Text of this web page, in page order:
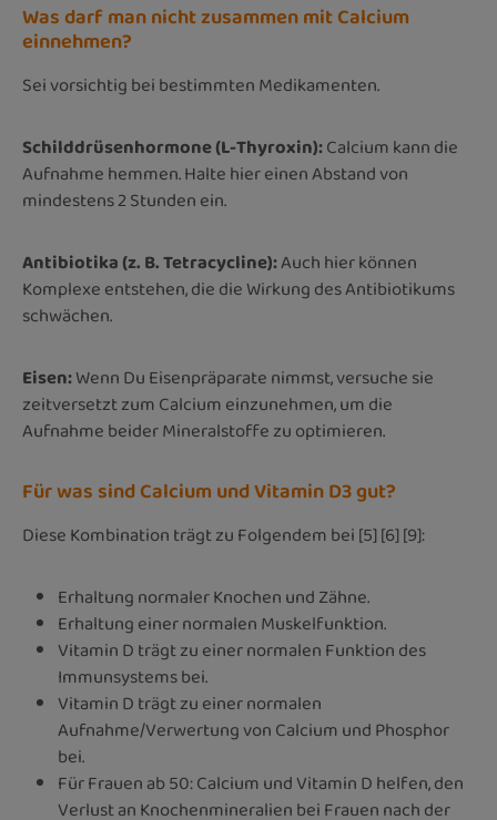
Was darf man nicht zusammen mit Calcium
einnehmen?
Sei vorsichtig bei bestimmten Medikamenten.
Schilddrüsenhormone (L-Thyroxin):Calcium kann die
Aufnahme hemmen. Halte hier einen Abstand von
mindestens 2 Stunden ein.
Antibiotika (z. B. Tetracycline):Auch hier können
Komplexe entstehen, die die Wirkung des Antibiotikums
schwächen.
Eisen:Wenn Du Eisenpräparate nimmst, versuche sie
zeitversetzt zum Calcium einzunehmen, um die
Aufnahme beider Mineralstoffe zu optimieren.
Für was sind Calcium und Vitamin D3 gut?
Diese Kombination trägt zu Folgendem bei [5] [6] [9]:
Erhaltung normaler Knochen und Zähne.
Erhaltung einer normalen Muskelfunktion.
Vitamin D trägt zu einer normalen Funktion des
Immunsystems bei.
Vitamin D trägt zu einer normalen
Aufnahme/Verwertung von Calcium und Phosphor
bei.
Für Frauen ab 50: Calcium und Vitamin D helfen, den
Verlust an Knochenmineralien bei Frauen nach der